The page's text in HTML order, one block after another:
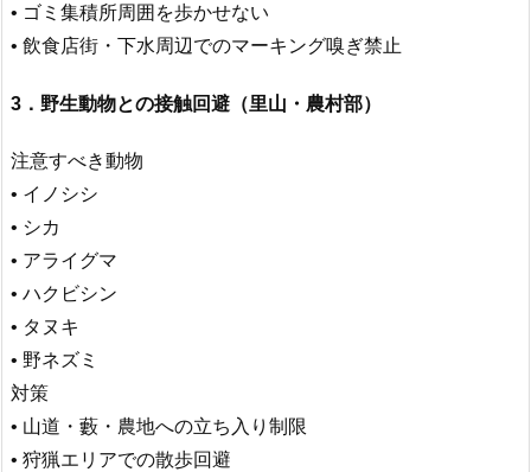
• ゴミ集積所周囲を歩かせない
• 飲食店街・下水周辺でのマーキング嗅ぎ禁止
3．野生動物との接触回避（里山・農村部）
注意すべき動物
• イノシシ
• シカ
• アライグマ
• ハクビシン
• タヌキ
• 野ネズミ
対策
• 山道・藪・農地への立ち入り制限
• 狩猟エリアでの散歩回避